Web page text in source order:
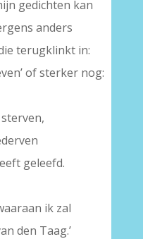
gedichten kan
anders
terugklinkt in:
of sterker nog:
geleefd.
ik zal
den Taag.’